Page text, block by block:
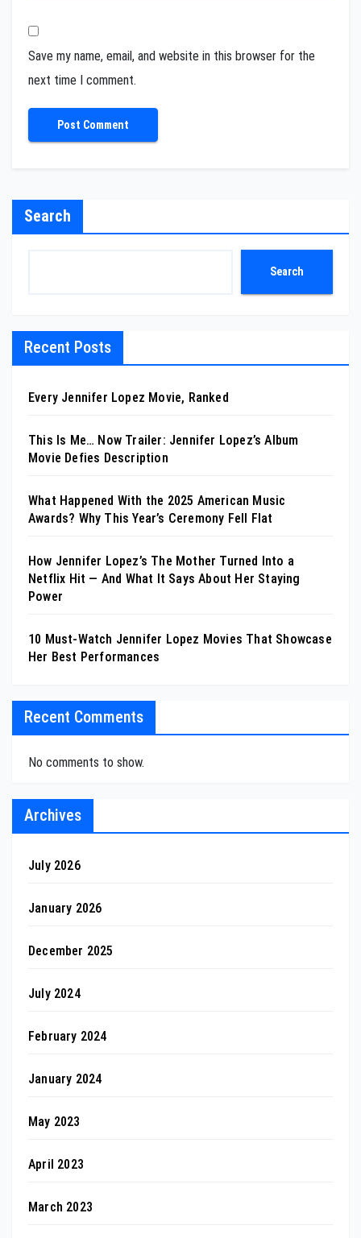
Save my name, email, and website in this browser for the
next time I comment.
Search
Search
Recent Posts
Every Jennifer Lopez Movie, Ranked
This Is Me… Now Trailer: Jennifer Lopez’s Album
Movie Defies Description
What Happened With the 2025 American Music
Awards? Why This Year’s Ceremony Fell Flat
How Jennifer Lopez’s The Mother Turned Into a
Netflix Hit — And What It Says About Her Staying
Power
10 Must-Watch Jennifer Lopez Movies That Showcase
Her Best Performances
Recent Comments
No comments to show.
Archives
July 2026
January 2026
December 2025
July 2024
February 2024
January 2024
May 2023
April 2023
March 2023